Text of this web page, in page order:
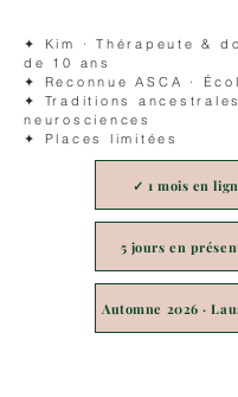
✦ Kim · Thérapeute &
de 10 ans
✦ Reconnue ASCA ·
✦ Traditions
neurosciences
✦ Places limitées
✓ 1 mois en
5 jours en
Automne 2026 ·